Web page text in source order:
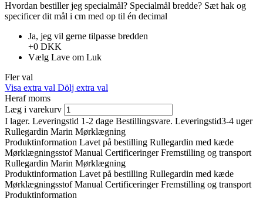
Hvordan bestiller jeg specialmål? Specialmål bredde? Sæt hak ​​og
specificer dit mål i cm med op til én decimal
Ja, jeg vil gerne tilpasse bredden
+0 DKK
Vælg Lave om Luk
Fler val
Visa extra val Dölj extra val
Heraf moms
Læg i varekurv
I lager. Leveringstid 1-2 dage Bestillingsvare. Leveringstid3-4 uger
Rullegardin Marin Mørklægning
Produktinformation Lavet på bestilling Rullegardin med kæde
Mørklægningsstof Manual Certificeringer Fremstilling og transport
Rullegardin Marin Mørklægning
Produktinformation Lavet på bestilling Rullegardin med kæde
Mørklægningsstof Manual Certificeringer Fremstilling og transport
Produktinformation